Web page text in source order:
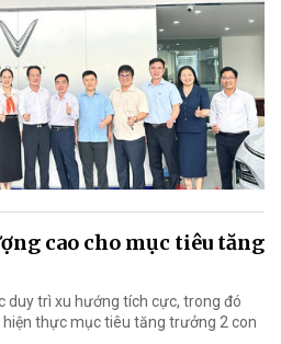
cao cho mục tiêu tăng
duy trì xu hướng tích cực, trong đó
hiện thực mục tiêu tăng trưởng 2 con